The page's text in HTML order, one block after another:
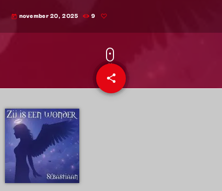
today november 20, 2025 9
share
email